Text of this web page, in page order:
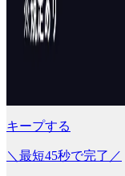
キープする
＼最短45秒で完了／